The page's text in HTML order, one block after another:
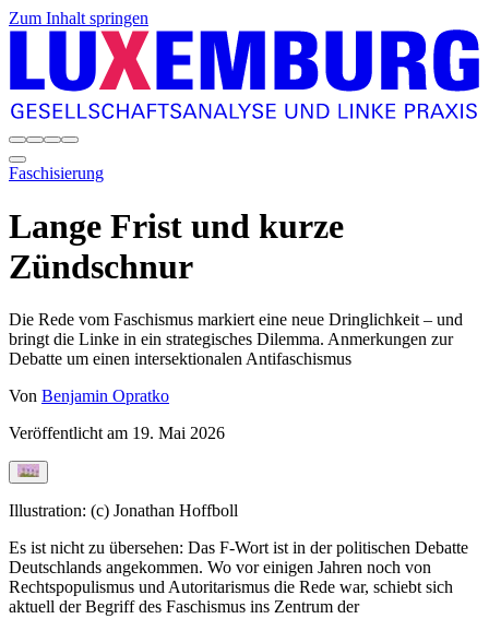
Zum Inhalt springen
Faschisierung
Lange Frist und kurze
Zündschnur
Die Rede vom Faschismus markiert eine neue Dringlichkeit – und
bringt die Linke in ein strategisches Dilemma. Anmerkungen zur
Debatte um einen intersektionalen Antifaschismus
Von Benjamin Opratko
Veröffentlicht am 19. Mai 2026
Illustration: (c) Jonathan Hoffboll
Es ist nicht zu übersehen: Das F-Wort ist in der politischen Debatte
Deutschlands angekommen. Wo vor einigen Jahren noch von
Rechtspopulismus und Autoritarismus die Rede war, schiebt sich
aktuell der Begriff des Faschismus ins Zentrum der